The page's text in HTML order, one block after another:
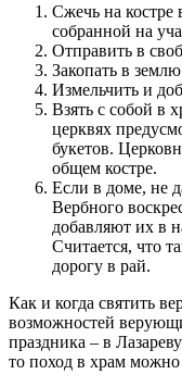
Сжечь на костре
собранной на
Отправить в
Закопать в
Измельчить и
Взять с собой в
церквях
букетов.
общем костре.
Если в доме, не
Вербного
добавляют их в
Считается, что
дорогу в рай.
Как и когда святить
возможностей
праздника – в
то поход в храм можно